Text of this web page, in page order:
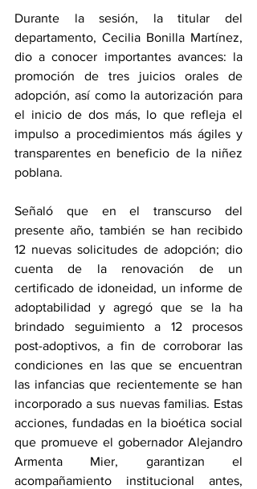
Durante la sesión, la titular del
departamento, Cecilia Bonilla Martínez,
dio a conocer importantes avances: la
promoción de tres juicios orales de
adopción, así como la autorización para
el inicio de dos más, lo que refleja el
impulso a procedimientos más ágiles y
transparentes en beneficio de la niñez
poblana.
Señaló que en el transcurso del
presente año, también se han recibido
12 nuevas solicitudes de adopción; dio
cuenta de la renovación de un
certificado de idoneidad, un informe de
adoptabilidad y agregó que se la ha
brindado seguimiento a 12 procesos
post-adoptivos, a fin de corroborar las
condiciones en las que se encuentran
las infancias que recientemente se han
incorporado a sus nuevas familias. Estas
acciones, fundadas en la bioética social
que promueve el gobernador Alejandro
Armenta Mier, garantizan el
acompañamiento institucional antes,